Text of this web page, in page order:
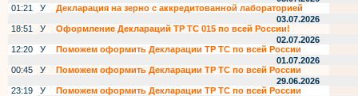
01:21
У
Декларация на зерно с аккредитованной лабораторией
03.07.2026
18:51
У
Оформление Деклараций ТР ТС 015 по всей России!
02.07.2026
12:20
У
Поможем оформить Декларации ТР ТС по всей России
01.07.2026
00:45
У
Поможем оформить Декларации ТР ТС по всей России
29.06.2026
23:19
У
Поможем оформить Декларации ТР ТС по всей России